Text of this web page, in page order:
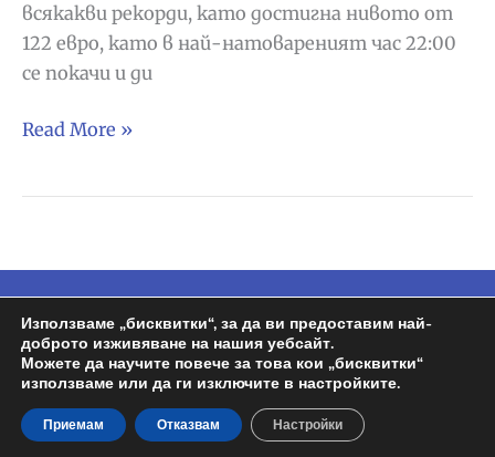
всякакви рекорди, като достигна нивото от
122 евро, като в най-натовареният час 22:00
се покачи и ди
Електроенергия:
и
mercado
(PVPC)?
Read More »
Copyright © 2026 Espa BG | Задвижван от
Wordpress | Design byРосен
Политика на поверителност
Използваме „бисквитки“, за да ви предоставим най-
доброто изживяване на нашия уебсайт.
Можете да научите повече за това кои „бисквитки“
използваме или да ги изключите в настройките.
Приемам Отказвам Настройки